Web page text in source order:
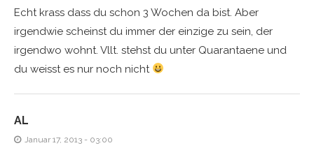
Echt krass dass du schon 3 Wochen da bist. Aber
irgendwie scheinst du immer der einzige zu sein, der
irgendwo wohnt. Vllt. stehst du unter Quarantaene und
du weisst es nur noch nicht
AL
Januar 17, 2013 - 03:00